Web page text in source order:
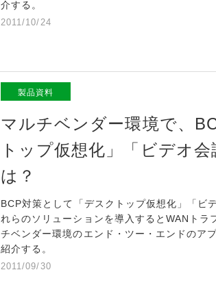
介する。
2011/10/24
製品資料
マルチベンダー環境で、
トップ仮想化」「ビデオ
は？
BCP対策として「デスクトップ仮想化」「ビ
れらのソリューションを導入するとWANト
チベンダー環境のエンド・ツー・エンドのア
紹介する。
2011/09/30